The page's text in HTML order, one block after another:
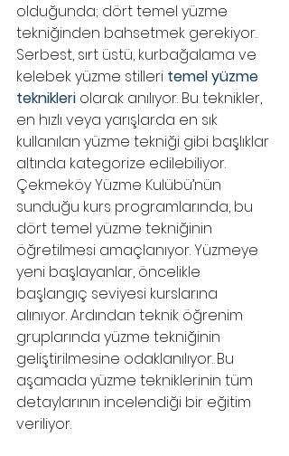
olduğunda; dört temel yüzme
tekniğinden bahsetmek gerekiyor.
Serbest, sırt üstü, kurbağalama ve
kelebek yüzme stilleri temel yüzme
teknikleri olarak anılıyor. Bu teknikler,
en hızlı veya yarışlarda en sık
kullanılan yüzme tekniği gibi başlıklar
altında kategorize edilebiliyor.
Çekmeköy Yüzme Kulübü’nün
sunduğu kurs programlarında, bu
dört temel yüzme tekniğinin
öğretilmesi amaçlanıyor. Yüzmeye
yeni başlayanlar, öncelikle
başlangıç seviyesi kurslarına
alınıyor. Ardından teknik öğrenim
gruplarında yüzme tekniğinin
geliştirilmesine odaklanılıyor. Bu
aşamada yüzme tekniklerinin tüm
detaylarının incelendiği bir eğitim
veriliyor.